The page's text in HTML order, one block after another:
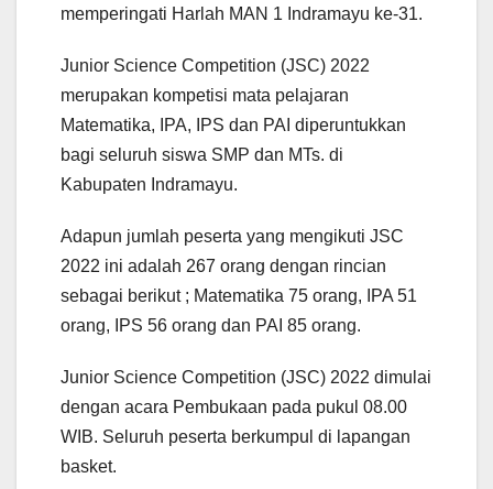
memperingati Harlah MAN 1 Indramayu ke-31.
Junior Science Competition (JSC) 2022
merupakan kompetisi mata pelajaran
Matematika, IPA, IPS dan PAI diperuntukkan
bagi seluruh siswa SMP dan MTs. di
Kabupaten Indramayu.
Adapun jumlah peserta yang mengikuti JSC
2022 ini adalah 267 orang dengan rincian
sebagai berikut ; Matematika 75 orang, IPA 51
orang, IPS 56 orang dan PAI 85 orang.
Junior Science Competition (JSC) 2022 dimulai
dengan acara Pembukaan pada pukul 08.00
WIB. Seluruh peserta berkumpul di lapangan
basket.